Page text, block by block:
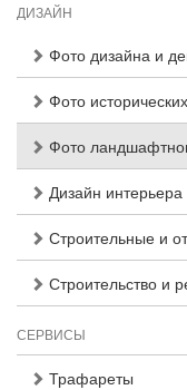
ДИЗАЙН
Фото дизайна и
Фото
Фото
Дизайн
Строительные и
Строительство и
СЕРВИСЫ
Трафареты